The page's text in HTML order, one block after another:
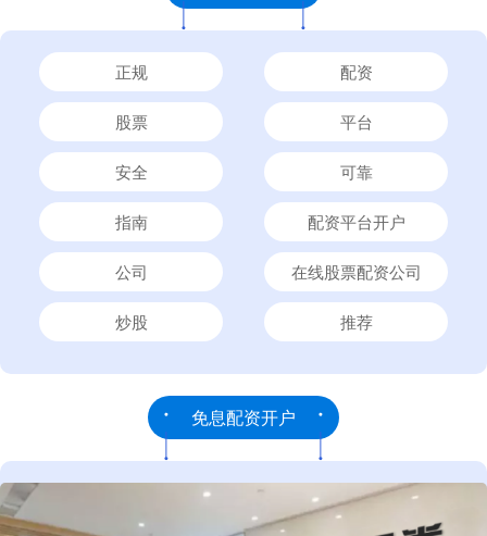
正规 配资
股票 平台
安全 可靠
指南 配资平台开户
公司 在线股票配资公司
炒股 推荐
免息配资开户